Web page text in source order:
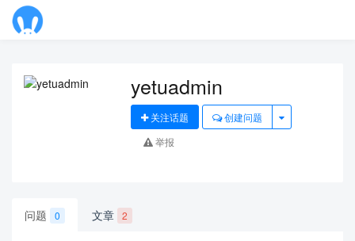
yetuadmin
关注话题
创建问题
举报
问题 0 文章 2